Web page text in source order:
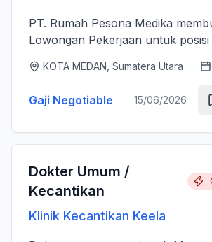
PT. Rumah Pesona Medika
Lowongan Pekerjaan untuk
layanan medis estetika yang
dan berkualitas tinggi sesuai
KOTA MEDAN, Sumatera Utara
Gaji Negotiable 15/06/2026
Dokter Umum /
Kecantikan
Klinik Kecantikan Keela